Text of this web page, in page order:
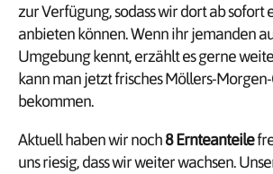
zur Verfügung, sodass wir dort ab sofort
anbieten können. Wenn ihr jemanden
Umgebung kennt, erzählt es gerne
kann man jetzt frisches Möllers-
bekommen.
Aktuell haben wir noch8 Ernteanteile
uns riesig, dass wir weiter wachsen.